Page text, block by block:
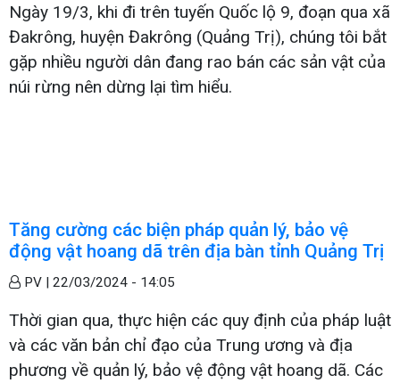
Ngày 19/3, khi đi trên tuyến Quốc lộ 9, đoạn qua xã
Đakrông, huyện Đakrông (Quảng Trị), chúng tôi bắt
gặp nhiều người dân đang rao bán các sản vật của
núi rừng nên dừng lại tìm hiểu.
Tăng cường các biện pháp quản lý, bảo vệ
động vật hoang dã trên địa bàn tỉnh Quảng Trị
PV | 22/03/2024 - 14:05
Thời gian qua, thực hiện các quy định của pháp luật
và các văn bản chỉ đạo của Trung ương và địa
phương về quản lý, bảo vệ động vật hoang dã. Các